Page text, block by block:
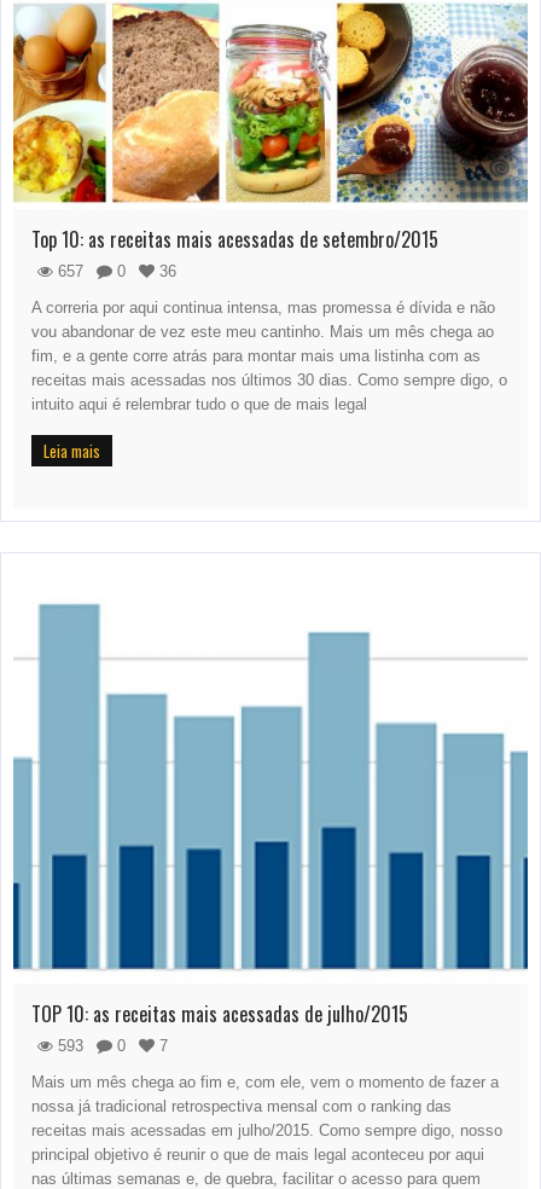
Top 10: as receitas mais acessadas de setembro/2015
657 0
36
A correria por aqui continua intensa, mas promessa é dívida e não
vou abandonar de vez este meu cantinho. Mais um mês chega ao
fim, e a gente corre atrás para montar mais uma listinha com as
receitas mais acessadas nos últimos 30 dias. Como sempre digo, o
intuito aqui é relembrar tudo o que de mais legal
Leia mais
TOP 10: as receitas mais acessadas de julho/2015
593 0
7
Mais um mês chega ao fim e, com ele, vem o momento de fazer a
nossa já tradicional retrospectiva mensal com o ranking das
receitas mais acessadas em julho/2015. Como sempre digo, nosso
principal objetivo é reunir o que de mais legal aconteceu por aqui
nas últimas semanas e, de quebra, facilitar o acesso para quem